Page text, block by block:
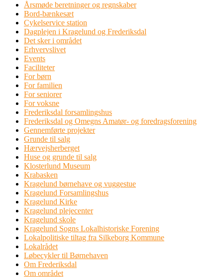
Årsmøde beretninger og regnskaber
Bord-bænkesæt
Cykelservice station
Dagplejen i Kragelund og Frederiksdal
Det sker i området
Erhvervslivet
Events
Faciliteter
For børn
For familien
For seniorer
For voksne
Frederiksdal forsamlingshus
Frederiksdal og Omegns Amatør- og foredragsforening
Gennemførte projekter
Grunde til salg
Hærvejsherberget
Huse og grunde til salg
Klosterlund Museum
Krabasken
Kragelund børnehave og vuggestue
Kragelund Forsamlingshus
Kragelund Kirke
Kragelund plejecenter
Kragelund skole
Kragelund Sogns Lokalhistoriske Forening
Lokalpolitiske tiltag fra Silkeborg Kommune
Lokalrådet
Løbecykler til Børnehaven
Om Frederiksdal
Om området